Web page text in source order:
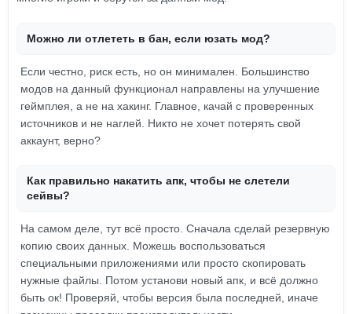
Можно ли отлететь в бан, если юзать мод?
Если честно, риск есть, но он минимален. Большинство
модов на данный функционал направлены на улучшение
геймплея, а не на хакинг. Главное, качай с проверенных
источников и не наглей. Никто не хочет потерять свой
аккаунт, верно?
Как правильно накатить апк, чтобы не слетели
сейвы?
На самом деле, тут всё просто. Сначала сделай резервную
копию своих данных. Можешь воспользоваться
специальными приложениями или просто скопировать
нужные файлы. Потом установи новый апк, и всё должно
быть ок! Проверяй, чтобы версия была последней, иначе